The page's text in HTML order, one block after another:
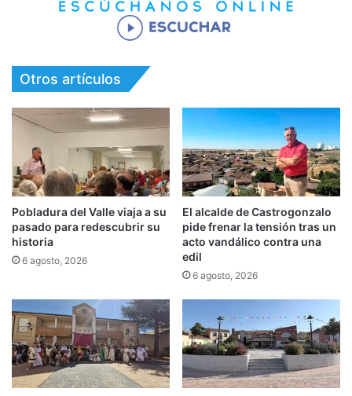
Otros artículos
Pobladura del Valle viaja a su
pasado para redescubrir su
historia
6 agosto, 2026
El alcalde de Castrogonzalo
pide frenar la tensión tras un
acto vandálico contra una
edil
6 agosto, 2026